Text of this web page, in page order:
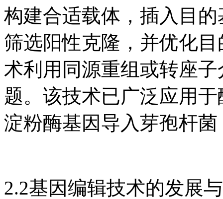
构建合适载体，插入目
筛选阳性克隆，并优化
术利用同源重组或转座
题。该技术已广泛应用
淀粉酶基因导入芽孢杆
2.2基因编辑技术的发展